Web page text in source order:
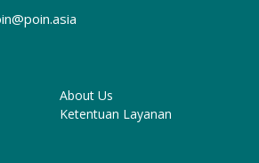
About Us
Ketentuan Layanan